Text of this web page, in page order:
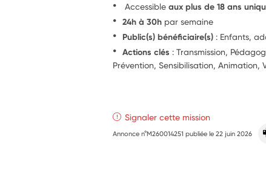
Accessibleaux plus de 18 ans
24h à 30h par semaine
Public(s) bénéficiaire(s) : Enfants,
Actions clés : Transmission,
Prévention, Sensibilisation,
Signaler cette mission
Annonce n°M260014251 publiée le22 juin 2026